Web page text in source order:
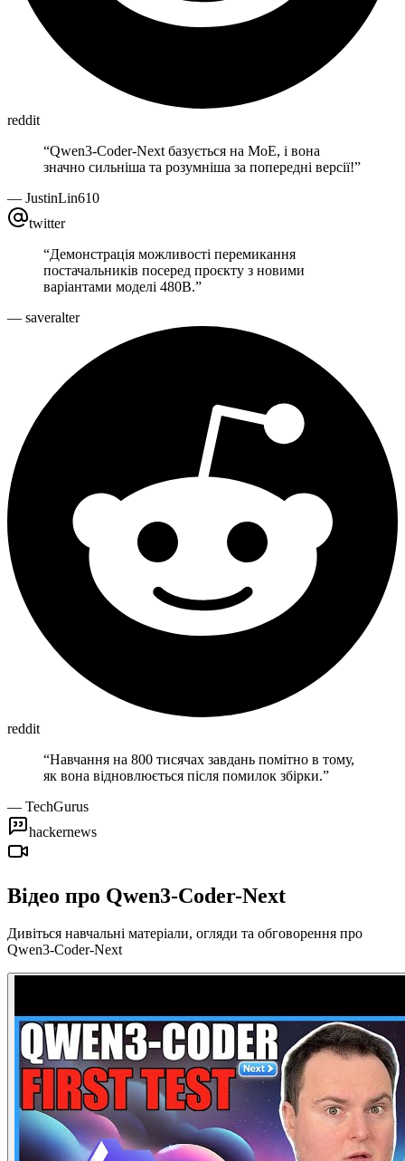
reddit
“Qwen3-Coder-Next базується на MoE, і вона
значно сильніша та розумніша за попередні версії!”
— JustinLin610
twitter
“Демонстрація можливості перемикання
постачальників посеред проєкту з новими
варіантами моделі 480B.”
— saveralter
reddit
“Навчання на 800 тисячах завдань помітно в тому,
як вона відновлюється після помилок збірки.”
— TechGurus
hackernews
Відео про Qwen3-Coder-Next
Дивіться навчальні матеріали, огляди та обговорення про
Qwen3-Coder-Next